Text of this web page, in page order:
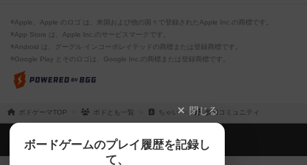
※Apple、Apple のロゴ は、米国および他の国々で登録されたApple Inc.の商標です。
※App Store は、Apple Inc.のサービスマークです。
※Android は、グーグル インコーポレイテッドの商標または登録商標です。
※Google Play とそのロゴは、Google Inc.の商標または登録商標です。
ボドゲーマTOP ボドとも一覧 ちゃい 参加コミュニティ
閉じる
ボードゲームのプレイ履歴を記録し
て、
ボドゲーマTOP